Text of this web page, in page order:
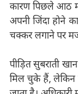
कारण पिछले आठ
अपनी जिंदा होने
चक्कर लगाने पर
पीड़ित सुबराती
मिल चुके हैं, लेकिन